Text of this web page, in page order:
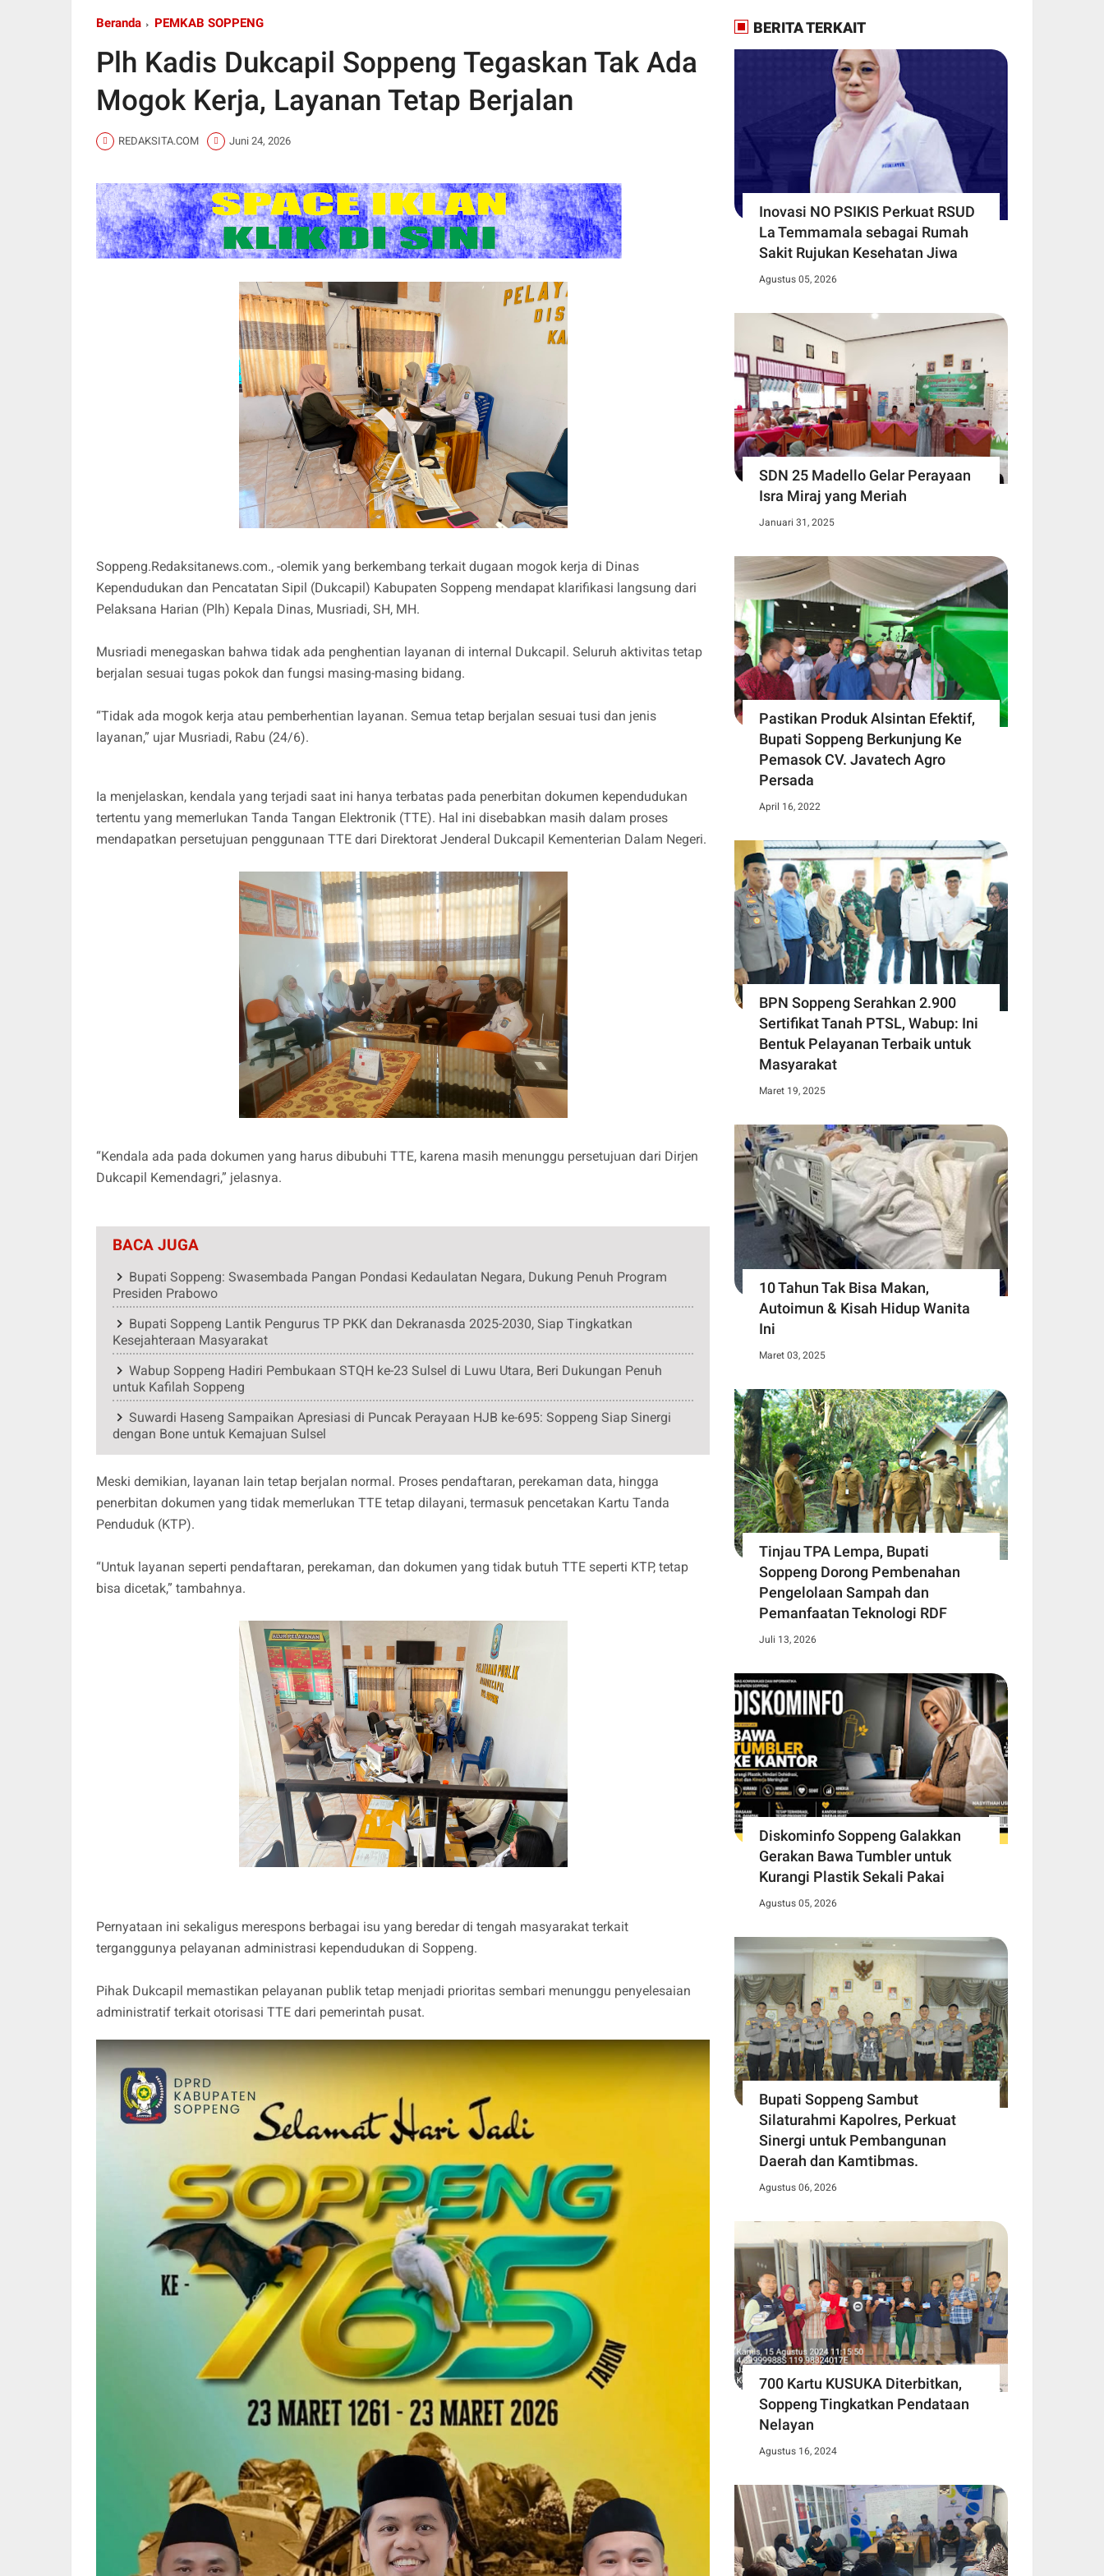
Beranda PEMKAB SOPPENG
Plh Kadis Dukcapil Soppeng Tegaskan Tak Ada
Mogok Kerja, Layanan Tetap Berjalan
REDAKSITA.COM Juni 24, 2026
Soppeng.Redaksitanews.com., -olemik yang berkembang terkait dugaan mogok kerja di Dinas
Kependudukan dan Pencatatan Sipil (Dukcapil) Kabupaten Soppeng mendapat klarifikasi langsung dari
Pelaksana Harian (Plh) Kepala Dinas, Musriadi, SH, MH.
Musriadi menegaskan bahwa tidak ada penghentian layanan di internal Dukcapil. Seluruh aktivitas tetap
berjalan sesuai tugas pokok dan fungsi masing-masing bidang.
“Tidak ada mogok kerja atau pemberhentian layanan. Semua tetap berjalan sesuai tusi dan jenis
layanan,” ujar Musriadi, Rabu (24/6).
Ia menjelaskan, kendala yang terjadi saat ini hanya terbatas pada penerbitan dokumen kependudukan
tertentu yang memerlukan Tanda Tangan Elektronik (TTE). Hal ini disebabkan masih dalam proses
mendapatkan persetujuan penggunaan TTE dari Direktorat Jenderal Dukcapil Kementerian Dalam Negeri.
“Kendala ada pada dokumen yang harus dibubuhi TTE, karena masih menunggu persetujuan dari Dirjen
Dukcapil Kemendagri,” jelasnya.
BACA JUGA
Bupati Soppeng: Swasembada Pangan Pondasi Kedaulatan Negara, Dukung Penuh Program
Presiden Prabowo
Bupati Soppeng Lantik Pengurus TP PKK dan Dekranasda 2025-2030, Siap Tingkatkan
Kesejahteraan Masyarakat
Wabup Soppeng Hadiri Pembukaan STQH ke-23 Sulsel di Luwu Utara, Beri Dukungan Penuh
untuk Kafilah Soppeng
Suwardi Haseng Sampaikan Apresiasi di Puncak Perayaan HJB ke-695: Soppeng Siap Sinergi
dengan Bone untuk Kemajuan Sulsel
Meski demikian, layanan lain tetap berjalan normal. Proses pendaftaran, perekaman data, hingga
penerbitan dokumen yang tidak memerlukan TTE tetap dilayani, termasuk pencetakan Kartu Tanda
Penduduk (KTP).
“Untuk layanan seperti pendaftaran, perekaman, dan dokumen yang tidak butuh TTE seperti KTP, tetap
bisa dicetak,” tambahnya.
Pernyataan ini sekaligus merespons berbagai isu yang beredar di tengah masyarakat terkait
terganggunya pelayanan administrasi kependudukan di Soppeng.
Pihak Dukcapil memastikan pelayanan publik tetap menjadi prioritas sembari menunggu penyelesaian
administratif terkait otorisasi TTE dari pemerintah pusat.
BERITA TERKAIT
Inovasi NO PSIKIS Perkuat RSUD
La Temmamala sebagai Rumah
Sakit Rujukan Kesehatan Jiwa
Agustus 05, 2026
SDN 25 Madello Gelar Perayaan
Isra Miraj yang Meriah
Januari 31, 2025
Pastikan Produk Alsintan Efektif,
Bupati Soppeng Berkunjung Ke
Pemasok CV. Javatech Agro
Persada
April 16, 2022
BPN Soppeng Serahkan 2.900
Sertifikat Tanah PTSL, Wabup: Ini
Bentuk Pelayanan Terbaik untuk
Masyarakat
Maret 19, 2025
10 Tahun Tak Bisa Makan,
Autoimun & Kisah Hidup Wanita
Ini
Maret 03, 2025
Tinjau TPA Lempa, Bupati
Soppeng Dorong Pembenahan
Pengelolaan Sampah dan
Pemanfaatan Teknologi RDF
Juli 13, 2026
Diskominfo Soppeng Galakkan
Gerakan Bawa Tumbler untuk
Kurangi Plastik Sekali Pakai
Agustus 05, 2026
Bupati Soppeng Sambut
Silaturahmi Kapolres, Perkuat
Sinergi untuk Pembangunan
Daerah dan Kamtibmas.
Agustus 06, 2026
700 Kartu KUSUKA Diterbitkan,
Soppeng Tingkatkan Pendataan
Nelayan
Agustus 16, 2024